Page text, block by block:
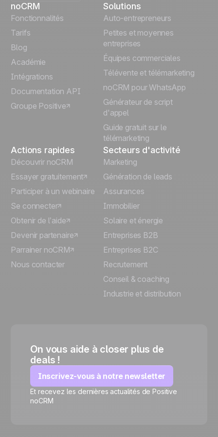
English
Português
Italiano
Deutsch
noCRM
Fonctionnalités
Tarifs
Blog
Académie
Intégrations
Documentation API
Groupe Positive
Solutions
Auto-entrepreneurs
Petites et moyennes
entreprises
Équipes commerciales
Télévente et télémarketing
noCRM pour WhatsApp
Générateur de script
d'appel
Guide gratuit sur le
télémarketing
Actions rapides
Découvrir noCRM
Essayer gratuitement
Participer à un webinaire
Se connecter
Obtenir de l’aide
Devenir partenaire
Parrainer noCRM
Nous contacter
Secteurs d'activité
Marketing
Génération de leads
Assurances
Immobilier
Solaire et énergie
Entreprises B2B
Entreprises B2C
Recrutement
Conseil & coaching
Industrie et distribution
On vous aide à closer plus de
deals !
Inscrivez-vous à notre newsletter
Et recevez les dernières actualités de Positive
noCRM